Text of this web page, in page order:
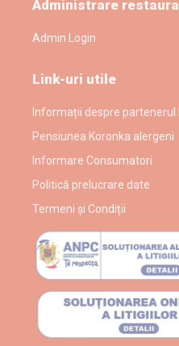
Administrare
Admin Login
Link-uri utile
Informații despre partenerul
Pensiunea Koronka alergeni
Informare Consumatori
Politică prelucrare date
Termeni și Condiții